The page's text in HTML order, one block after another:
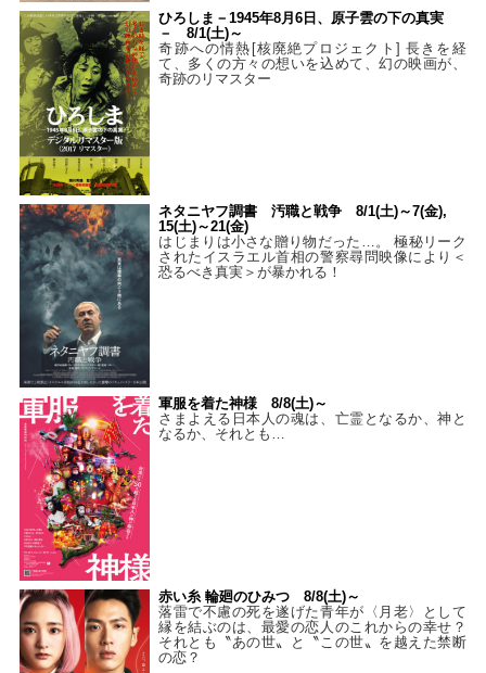
ひろしま－1945年8月6日、原子雲の下の真実
－ 8/1(土)～
奇跡への情熱[核廃絶プロジェクト] 長きを経
て、多くの方々の想いを込めて、幻の映画が、
奇跡のリマスター
ネタニヤフ調書 汚職と戦争 8/1(土)～7(金),
15(土)～21(金)
はじまりは小さな贈り物だった…。 極秘リーク
されたイスラエル首相の警察尋問映像により＜
恐るべき真実＞が暴かれる！
軍服を着た神様 8/8(土)～
さまよえる日本人の魂は、亡霊となるか、神と
なるか、それとも…
赤い糸 輪廻のひみつ 8/8(土)～
落雷で不慮の死を遂げた青年が〈月老〉として
縁を結ぶのは、最愛の恋人のこれからの幸せ？
それとも〝あの世〟と〝この世〟を越えた禁断
の恋？